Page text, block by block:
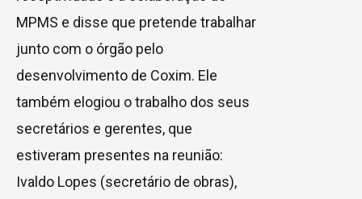
MPMS e disse que pretende trabalhar
junto com o órgão pelo
desenvolvimento de Coxim. Ele
também elogiou o trabalho dos seus
secretários e gerentes, que
estiveram presentes na reunião:
Ivaldo Lopes (secretário de obras),